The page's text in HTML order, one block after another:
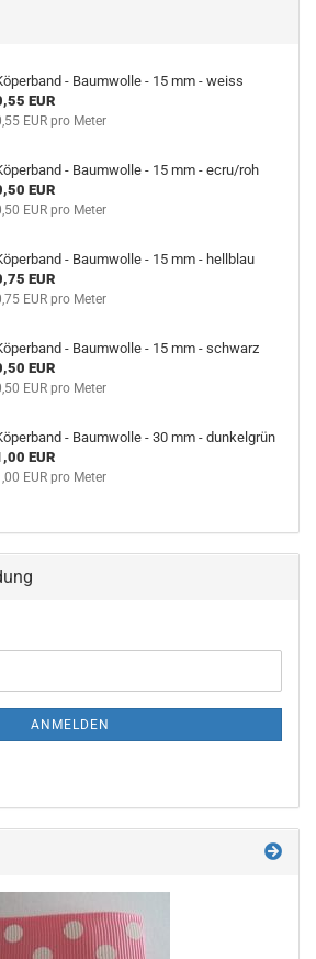
- Baumwolle - 15 mm - weiss
EUR
EUR pro Meter
- Baumwolle - 15 mm - ecru/roh
EUR
EUR pro Meter
- Baumwolle - 15 mm - hellblau
EUR
EUR pro Meter
- Baumwolle - 15 mm - schwarz
EUR
EUR pro Meter
- Baumwolle - 30 mm - dunkelgrün
EUR
EUR pro Meter
ANMELDEN